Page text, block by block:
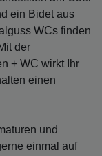
ein Bidet aus
WCs finden
der
+ WC wirkt Ihr
einen
und
einmal auf